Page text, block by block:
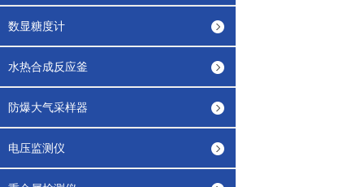
数显糖度计
水热合成反应釜
防爆大气采样器
电压监测仪